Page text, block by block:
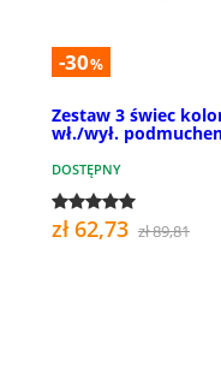
-30%
Zestaw 3 świec
wł./wył.
DOSTĘPNY
zł 62,73 zł 89,81